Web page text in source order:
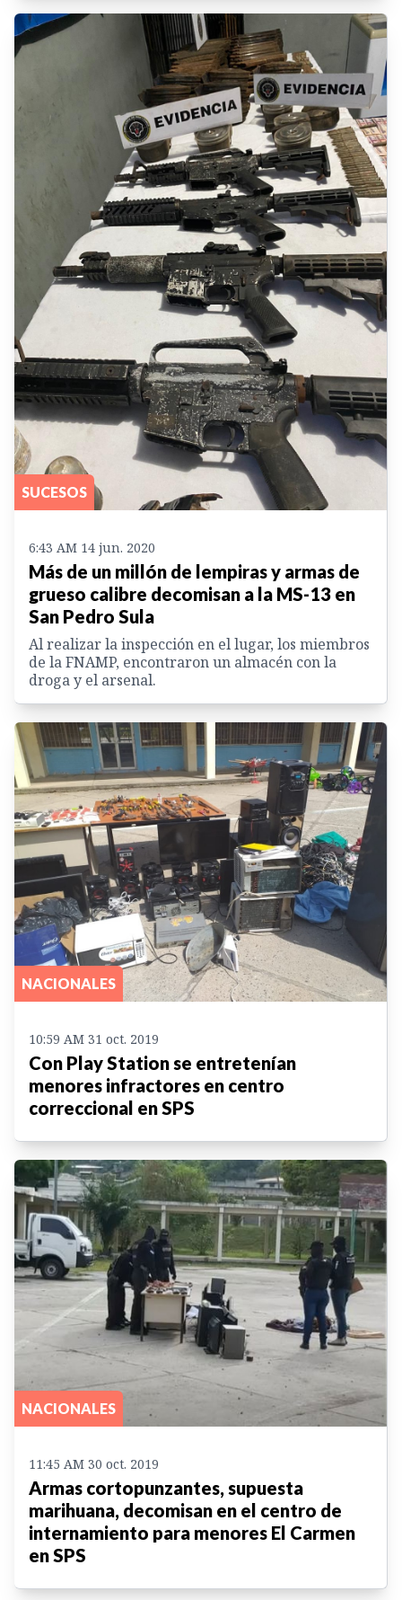
SUCESOS
6:43 AM 14 jun. 2020
Más de un millón de lempiras y armas de
grueso calibre decomisan a la MS-13 en
San Pedro Sula
Al realizar la inspección en el lugar, los miembros
de la FNAMP, encontraron un almacén con la
droga y el arsenal.
NACIONALES
10:59 AM 31 oct. 2019
Con Play Station se entretenían
menores infractores en centro
correccional en SPS
NACIONALES
11:45 AM 30 oct. 2019
Armas cortopunzantes, supuesta
marihuana, decomisan en el centro de
internamiento para menores El Carmen
en SPS